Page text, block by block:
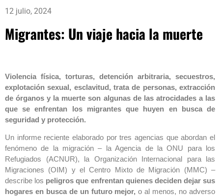
12 julio, 2024
Migrantes: Un viaje hacia la muerte
Violencia física, torturas, detención arbitraria, secuestros,
explotación sexual, esclavitud, trata de personas, extracción
de órganos y la muerte son algunas de las atrocidades a las
que se enfrentan los migrantes que huyen en busca de
seguridad y protección.
Un informe reciente elaborado por tres agencias que abordan el
fenómeno de la migración – la Agencia de la ONU para los
Refugiados (ACNUR), la Organización Internacional para las
Migraciones (OIM) y el Centro Mixto de Migración (MMC) –
describe los peligros que enfrentan quienes deciden dejar sus
hogares en busca de un futuro mejor,o al menos, no adverso